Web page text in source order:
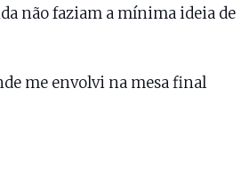
não faziam a mínima ideia de
me envolvi na mesa final